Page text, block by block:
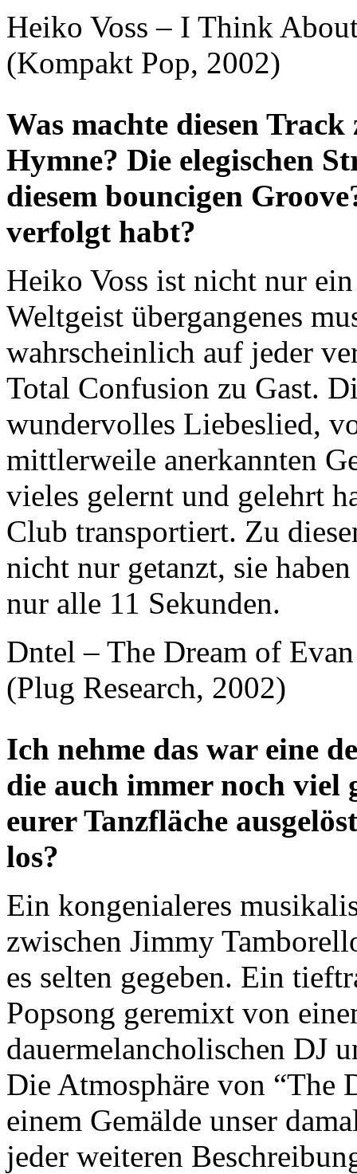
Heiko Voss – I Think
(Kompakt Pop, 2002)
Was machte diesen
Hymne? Die elegischen
diesem bouncigen
verfolgt habt?
Heiko Voss ist nicht nur
Weltgeist übergangenes
wahrscheinlich auf jeder
Total Confusion zu Gast.
wundervolles Liebeslied,
mittlerweile anerkannten
vieles gelernt und gelehrt
Club transportiert. Zu
nicht nur getanzt, sie
nur alle 11 Sekunden.
Dntel – The Dream of
(Plug Research, 2002)
Ich nehme das war eine
die auch immer noch viel
eurer Tanzfläche
los?
Ein kongenialeres
zwischen Jimmy
es selten gegeben. Ein
Popsong geremixt von
dauermelancholischen DJ
Die Atmosphäre von
einem Gemälde unser
jeder weiteren